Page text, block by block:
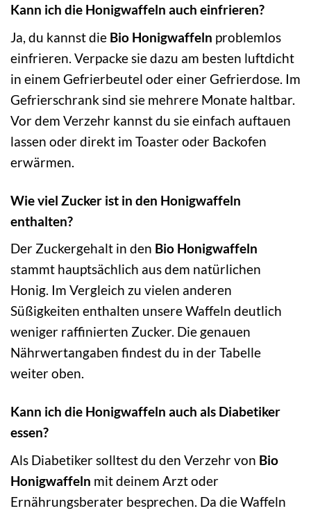
Kann ich die Honigwaffeln auch einfrieren?
Ja, du kannst die Bio Honigwaffeln problemlos
einfrieren. Verpacke sie dazu am besten luftdicht
in einem Gefrierbeutel oder einer Gefrierdose. Im
Gefrierschrank sind sie mehrere Monate haltbar.
Vor dem Verzehr kannst du sie einfach auftauen
lassen oder direkt im Toaster oder Backofen
erwärmen.
Wie viel Zucker ist in den Honigwaffeln
enthalten?
Der Zuckergehalt in den Bio Honigwaffeln
stammt hauptsächlich aus dem natürlichen
Honig. Im Vergleich zu vielen anderen
Süßigkeiten enthalten unsere Waffeln deutlich
weniger raffinierten Zucker. Die genauen
Nährwertangaben findest du in der Tabelle
weiter oben.
Kann ich die Honigwaffeln auch als Diabetiker
essen?
Als Diabetiker solltest du den Verzehr von Bio
Honigwaffeln mit deinem Arzt oder
Ernährungsberater besprechen. Da die Waffeln